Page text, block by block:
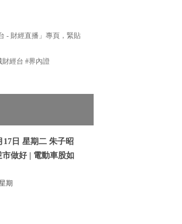
- 財經直播」專頁，緊貼
財經台 #界內證
17日 星期二 朱子昭
做好 | 電動車股如
期